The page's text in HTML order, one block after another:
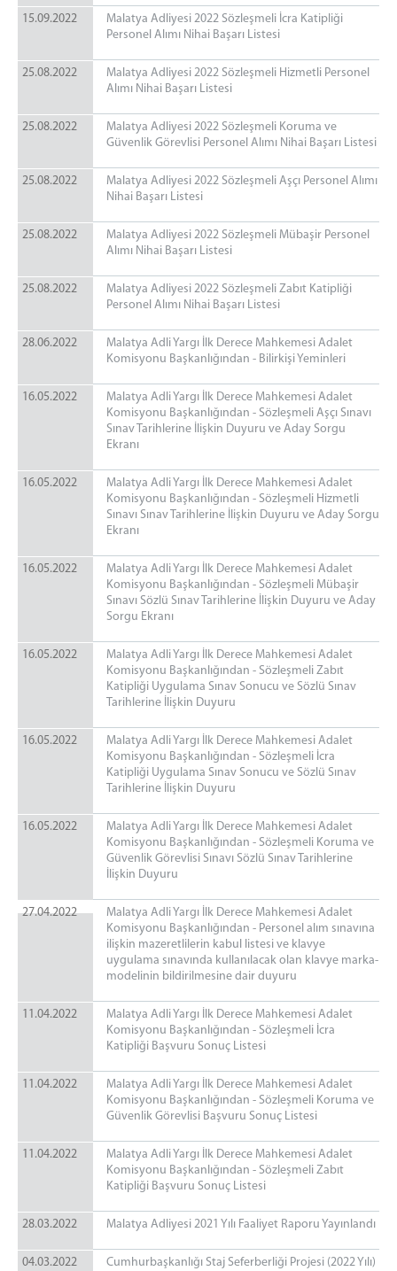
15.09.2022
Malatya Adliyesi 2022 Sözleşmeli İcra Katipliği
Personel Alımı Nihai Başarı Listesi
25.08.2022
Malatya Adliyesi 2022 Sözleşmeli Hizmetli Personel
Alımı Nihai Başarı Listesi
25.08.2022
Malatya Adliyesi 2022 Sözleşmeli Koruma ve
Güvenlik Görevlisi Personel Alımı Nihai Başarı Listesi
25.08.2022
Malatya Adliyesi 2022 Sözleşmeli Aşçı Personel Alımı
Nihai Başarı Listesi
25.08.2022
Malatya Adliyesi 2022 Sözleşmeli Mübaşir Personel
Alımı Nihai Başarı Listesi
25.08.2022
Malatya Adliyesi 2022 Sözleşmeli Zabıt Katipliği
Personel Alımı Nihai Başarı Listesi
28.06.2022
Malatya Adli Yargı İlk Derece Mahkemesi Adalet
Komisyonu Başkanlığından - Bilirkişi Yeminleri
16.05.2022
Malatya Adli Yargı İlk Derece Mahkemesi Adalet
Komisyonu Başkanlığından - Sözleşmeli Aşçı Sınavı
Sınav Tarihlerine İlişkin Duyuru ve Aday Sorgu
Ekranı
16.05.2022
Malatya Adli Yargı İlk Derece Mahkemesi Adalet
Komisyonu Başkanlığından - Sözleşmeli Hizmetli
Sınavı Sınav Tarihlerine İlişkin Duyuru ve Aday Sorgu
Ekranı
16.05.2022
Malatya Adli Yargı İlk Derece Mahkemesi Adalet
Komisyonu Başkanlığından - Sözleşmeli Mübaşir
Sınavı Sözlü Sınav Tarihlerine İlişkin Duyuru ve Aday
Sorgu Ekranı
16.05.2022
Malatya Adli Yargı İlk Derece Mahkemesi Adalet
Komisyonu Başkanlığından - Sözleşmeli Zabıt
Katipliği Uygulama Sınav Sonucu ve Sözlü Sınav
Tarihlerine İlişkin Duyuru
16.05.2022
Malatya Adli Yargı İlk Derece Mahkemesi Adalet
Komisyonu Başkanlığından - Sözleşmeli İcra
Katipliği Uygulama Sınav Sonucu ve Sözlü Sınav
Tarihlerine İlişkin Duyuru
16.05.2022
Malatya Adli Yargı İlk Derece Mahkemesi Adalet
Komisyonu Başkanlığından - Sözleşmeli Koruma ve
Güvenlik Görevlisi Sınavı Sözlü Sınav Tarihlerine
İlişkin Duyuru
27.04.2022
Malatya Adli Yargı İlk Derece Mahkemesi Adalet
Komisyonu Başkanlığından - Personel alım sınavına
ilişkin mazeretlilerin kabul listesi ve klavye
uygulama sınavında kullanılacak olan klavye marka-
modelinin bildirilmesine dair duyuru
11.04.2022
Malatya Adli Yargı İlk Derece Mahkemesi Adalet
Komisyonu Başkanlığından - Sözleşmeli İcra
Katipliği Başvuru Sonuç Listesi
11.04.2022
Malatya Adli Yargı İlk Derece Mahkemesi Adalet
Komisyonu Başkanlığından - Sözleşmeli Koruma ve
Güvenlik Görevlisi Başvuru Sonuç Listesi
11.04.2022
Malatya Adli Yargı İlk Derece Mahkemesi Adalet
Komisyonu Başkanlığından - Sözleşmeli Zabıt
Katipliği Başvuru Sonuç Listesi
28.03.2022 Malatya Adliyesi 2021 Yılı Faaliyet Raporu Yayınlandı
04.03.2022 Cumhurbaşkanlığı Staj Seferberliği Projesi (2022 Yılı)